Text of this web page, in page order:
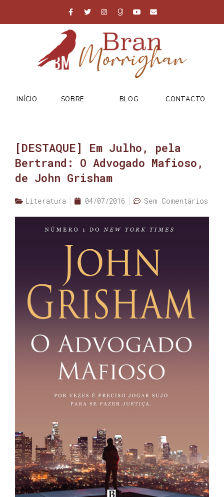
INÍCIO SOBRE BLOG CONTACTO
[DESTAQUE] Em Julho, pela
Bertrand: O Advogado Mafioso,
de John Grisham
Literatura 04/07/2016 Sem Comentários